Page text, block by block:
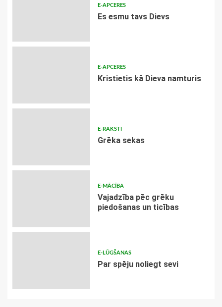
E-APCERES
Es esmu tavs Dievs
E-APCERES
Kristietis kā Dieva namturis
E-RAKSTI
Grēka sekas
E-MĀCĪBA
Vajadzība pēc grēku
piedošanas un ticības
E-LŪGŠANAS
Par spēju noliegt sevi